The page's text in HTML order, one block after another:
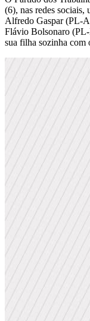
(6), nas redes sociais,
Alfredo Gaspar (PL-
Flávio Bolsonaro
sua filha sozinha com